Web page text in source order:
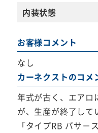
内装状態
お客様コメント
なし
カーネクストのコメ
年式が古く、エアロ
が、生産が終了して
「タイプRB バサ－